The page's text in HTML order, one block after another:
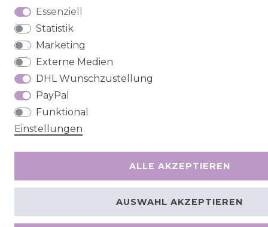
Essenziell
Statistik
Marketing
Externe Medien
DHL Wunschzustellung
PayPal
Funktional
Einstellungen
ALLE AKZEPTIEREN
AUSWAHL AKZEPTIEREN